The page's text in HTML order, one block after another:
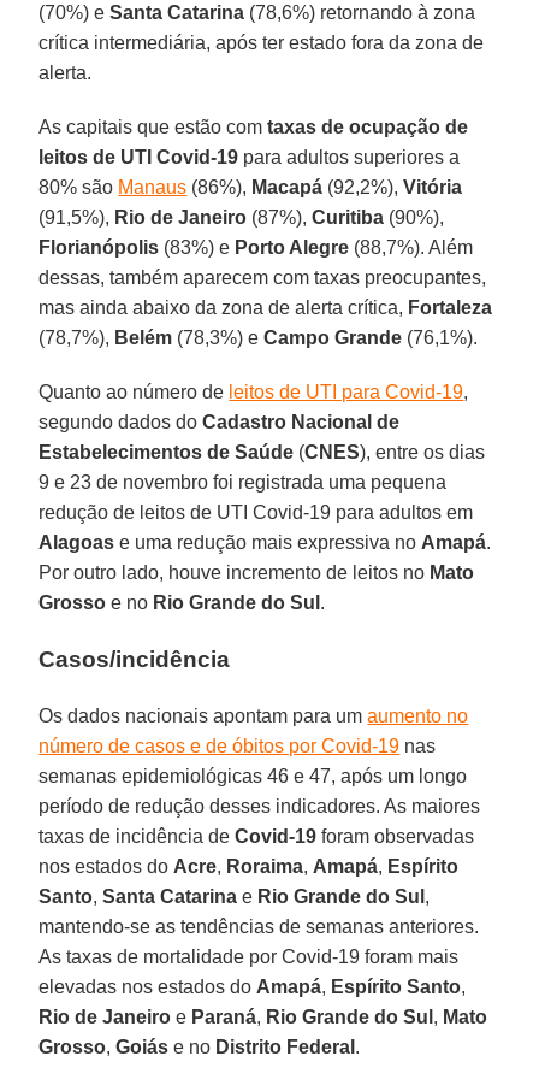
(70%) eSanta Catarina (78,6%) retornando à zona
crítica intermediária, após ter estado fora da zona de
alerta.
As capitais que estão comtaxas de ocupação de
leitos de UTI Covid-19 para adultos superiores a
80% são Manaus (86%), Macapá (92,2%),Vitória
(91,5%), Rio de Janeiro (87%),Curitiba (90%),
Florianópolis (83%) e Porto Alegre (88,7%). Além
dessas, também aparecem com taxas preocupantes,
mas ainda abaixo da zona de alerta crítica, Fortaleza
(78,7%), Belém (78,3%) eCampo Grande (76,1%).
Quanto ao número de leitos de UTI para Covid-19,
segundo dados doCadastro Nacional de
Estabelecimentos de Saúde (CNES), entre os dias
9 e 23 de novembro foi registrada uma pequena
redução de leitos de UTI Covid-19 para adultos em
Alagoas e uma redução mais expressiva no Amapá.
Por outro lado, houve incremento de leitos no Mato
Grosso e no Rio Grande do Sul .
Casos/incidência
Os dados nacionais apontam para umaumento no
número de casos e de óbitos por Covid-19 nas
semanas epidemiológicas 46 e 47, após um longo
período de redução desses indicadores. As maiores
taxas de incidência deCovid-19 foram observadas
nos estados do Acre, Roraima, Amapá, Espírito
Santo,Santa Catarina e Rio Grande do Sul ,
mantendo-se as tendências de semanas anteriores.
As taxas de mortalidade por Covid-19 foram mais
elevadas nos estados do Amapá, Espírito Santo,
Rio de Janeiro e Paraná, Rio Grande do Sul , Mato
Grosso,Goiás e no Distrito Federal .